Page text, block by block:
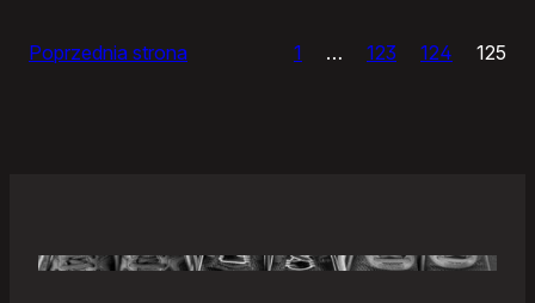
Poprzednia strona 1 … 123 124 125